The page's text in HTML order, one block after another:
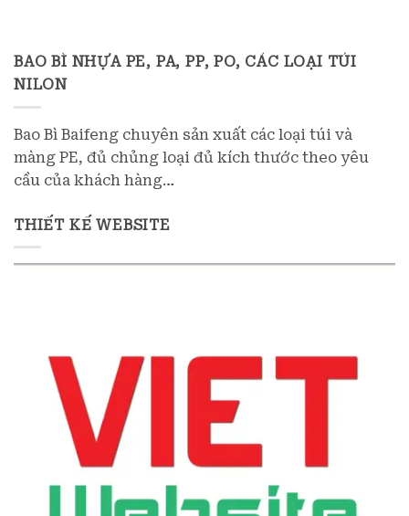
BAO BÌ NHỰA PE, PA, PP, PO, CÁC LOẠI TÚI
NILON
Bao Bì Baifeng chuyên sản xuất các loại túi và
màng PE, đủ chủng loại đủ kích thước theo yêu
cầu của khách hàng…
THIẾT KẾ WEBSITE